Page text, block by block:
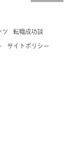
情報です。応募いただい
す。
ツ 転職成功談
サイトポリシー